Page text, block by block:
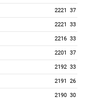
2221 37
2221 33
2216 33
2201 37
2192 33
2191 26
2190 30